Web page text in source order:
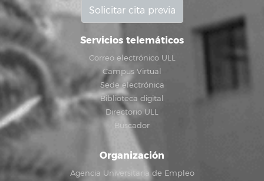
Solicitar cita previa
Servicios telemáticos
Correo electrónico ULL
Campus Virtual
Sede electrónica
Biblioteca digital
Directorio ULL
Buscador
Organización
Agencia Universitaria de Empleo